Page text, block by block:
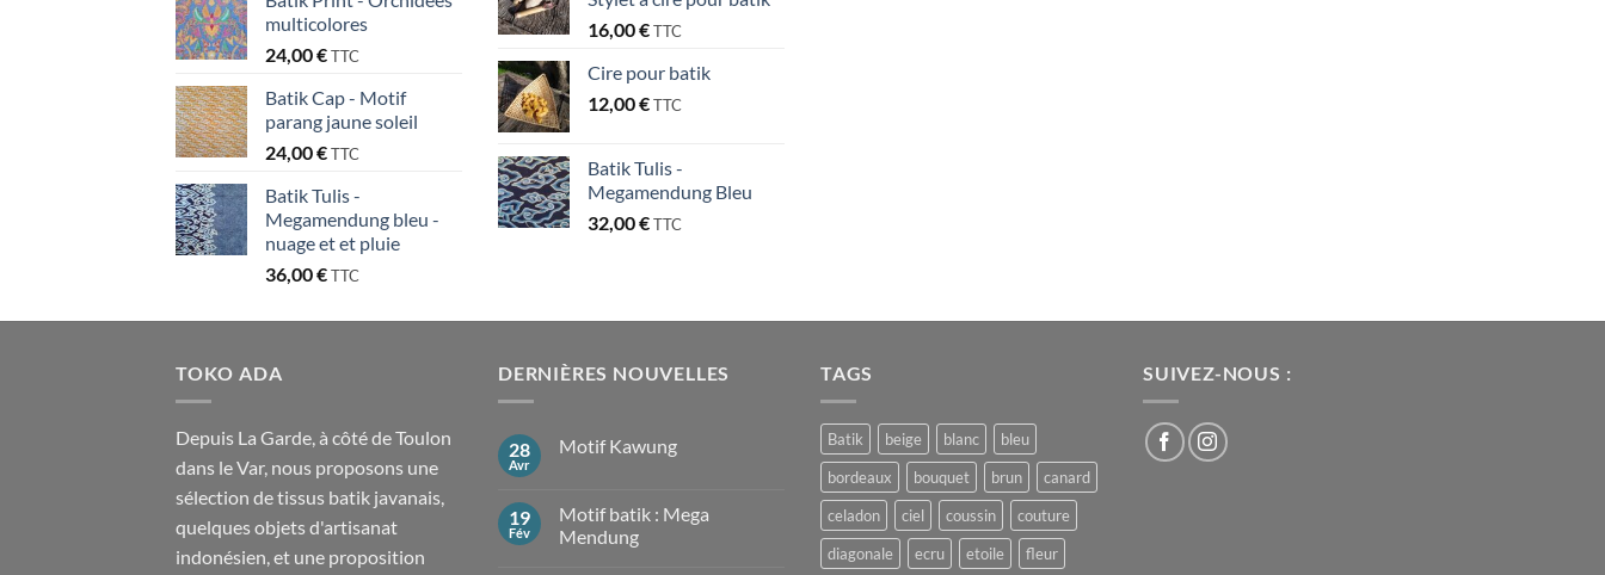
multicolores
24,00€TTC
Batik Cap - Motif
parang jaune soleil
24,00€TTC
Batik Tulis -
Megamendung bleu -
nuage et et pluie
36,00€TTC
16,00€TTC
Cire pour batik
12,00€TTC
Batik Tulis -
Megamendung Bleu
32,00€TTC
TOKO ADA
Depuis La Garde, à côté de Toulon
dans le Var, nous proposons une
sélection de tissus batik javanais,
quelques objets d'artisanat
indonésien, et une proposition
DERNIÈRES NOUVELLES
28
Avr
Motif Kawung
Motif
Kawung
19
Fév
Motif batik : Mega
Mendung
TAGS
Batik beige blanc
bleu
bordeaux
bouquet brun
canard
celadon
ciel coussin
couture
diagonale
ecru etoile fleur
SUIVEZ-NOUS :